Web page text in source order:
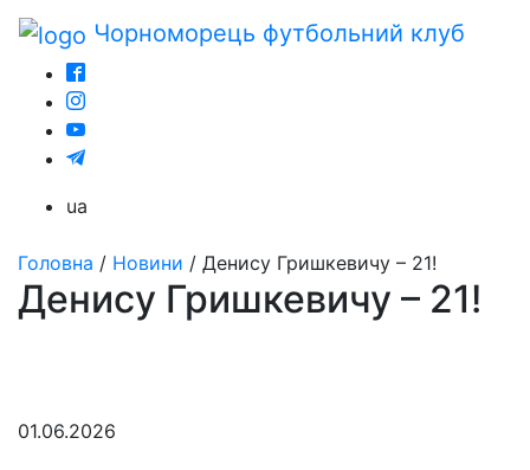
Чорноморець футбольний клуб
ua
Головна / Новини / Денису Гришкевичу – 21!
Денису Гришкевичу – 21!
01.06.2026